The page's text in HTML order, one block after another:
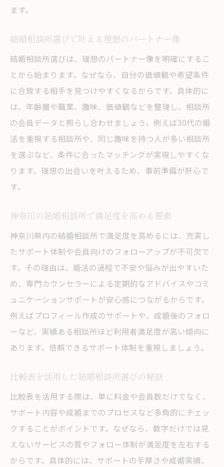
ます。
結婚相談所選びで叶える理想のパートナー像
結婚相談所選びは、理想のパートナー像を明確にするこ
とから始まります。なぜなら、自分の価値観や希望条件
に合致する相手を見つけやすくなるからです。具体的に
は、年齢層や職業、趣味、価値観などを整理し、相談所
の会員データと照らし合わせましょう。例えば30代の婚
活を重視する相談所や、同じ趣味を持つ人が多い相談所
を選ぶなど、条件に合ったマッチングが実現しやすくな
ります。理想の出会いを叶えるため、事前準備が肝心で
す。
神奈川の結婚相談所で満足度を高める要素
神奈川県内の結婚相談所で満足度を高めるには、充実し
たサポート体制や会員向けのフォローアップが不可欠で
す。その理由は、婚活の過程で不安や悩みが出やすいた
め、専門カウンセラーによる定期的なアドバイスやコミ
ュニケーションサポートが安心感につながるからです。
例えばプロフィール作成のサポートや、成婚後のフォロ
ーなど、実績ある相談所ほど利用者満足度が高い傾向に
あります。信頼できるサポート体制を重視しましょう。
比較表を活用した結婚相談所選びの秘訣
比較表を活用する際は、単に料金や会員数だけでなく、
サポート内容や成婚までのプロセスなど多角的にチェッ
クすることがポイントです。なぜなら、数字だけでは見
えないサービスの質やフォロー体制が満足度を左右する
からです。具体的には、サポートの手厚さや成婚実績、